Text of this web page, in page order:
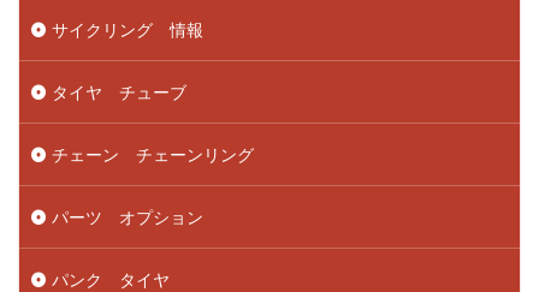
サイクリング 情報
タイヤ チューブ
チェーン チェーンリング
パーツ オプション
パンク タイヤ